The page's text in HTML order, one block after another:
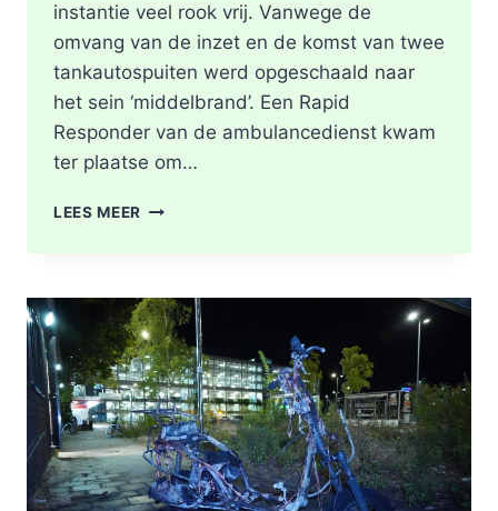
instantie veel rook vrij. Vanwege de
omvang van de inzet en de komst van twee
tankautospuiten werd opgeschaald naar
het sein ‘middelbrand’. Een Rapid
Responder van de ambulancedienst kwam
ter plaatse om…
LEES MEER BRAND
WONING
TIJDENS
WERKZAAMHEDEN
AAN
LIEVEN
DE
KEYSTRAAT
IN
ROTTERDAM